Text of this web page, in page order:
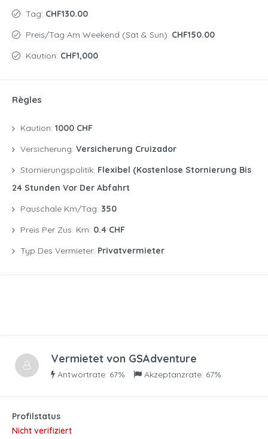
Tag: CHF130.00
Preis/Tag Am Weekend (Sat & Sun): CHF150.00
Kaution: CHF1,000
Règles
Kaution: 1000 CHF
Versicherung: Versicherung Cruizador
Stornierungspolitik: Flexibel (kostenlose Stornierung Bis
24 Stunden Vor Der Abfahrt
Pauschale Km/Tag: 350
Preis Per Zus. Km: 0.4 CHF
Typ Des Vermieter: Privatvermieter
Vermietet von GSAdventure
Antwortrate: 67% Akzeptanzrate: 67%
Profilstatus
Nicht verifiziert